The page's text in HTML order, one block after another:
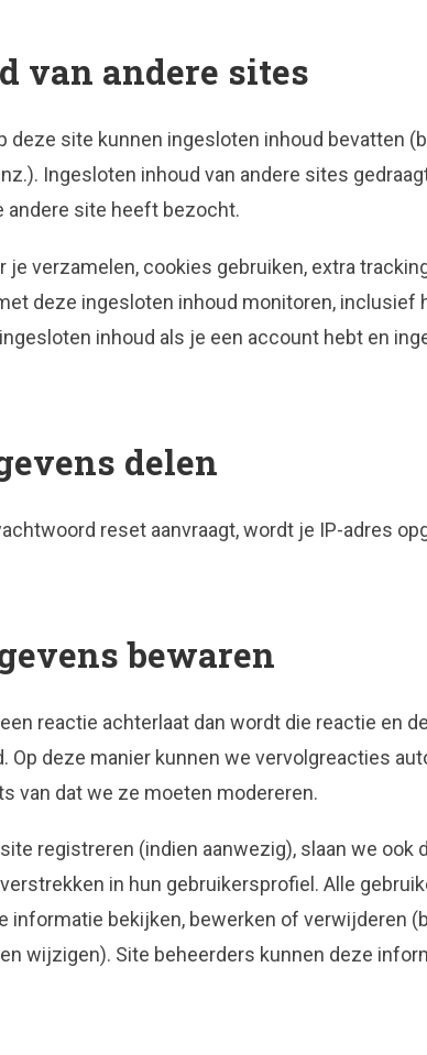
van andere sites
deze site kunnen ingesloten inhoud bevatten
Ingesloten inhoud van andere sites
site heeft bezocht.
verzamelen, cookies gebruiken, extra
deze ingesloten inhoud monitoren, inclusief
inhoud als je een account hebt en
delen
reset aanvraagt, wordt je IP-adres
bewaren
reactie achterlaat dan wordt die reactie en
Op deze manier kunnen we vervolgreacties
van dat we ze moeten modereren.
registreren (indien aanwezig), slaan we ook
in hun gebruikersprofiel. Alle
informatie bekijken, bewerken of verwijderen
wijzigen). Site beheerders kunnen deze